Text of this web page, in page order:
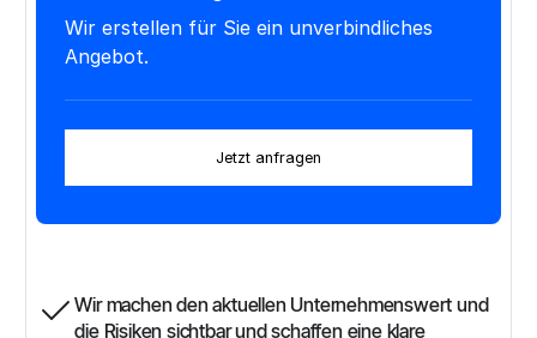
Wir erstellen für Sie ein unverbindliches
Angebot.
Jetzt anfragen
Wir machen den aktuellen Unternehmenswert und
die Risiken sichtbar und schaffen eine klare